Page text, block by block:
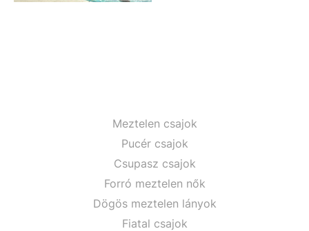
Meztelen csajok
Pucér csajok
Csupasz csajok
Forró meztelen nők
Dögös meztelen lányok
Fiatal csajok